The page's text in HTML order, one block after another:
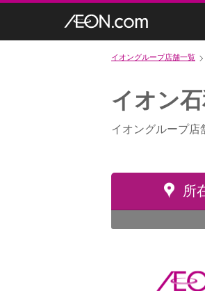
イオングループ店舗一覧
イオン
イオングループ店
所